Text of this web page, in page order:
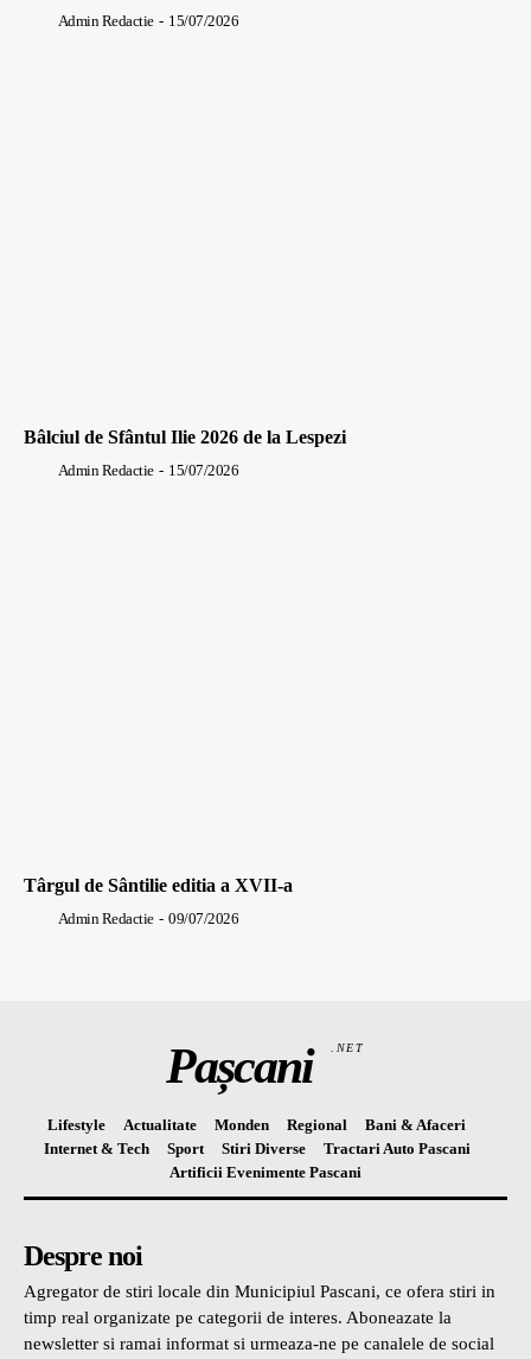
Admin Redactie - 15/07/2026
Bâlciul de Sfântul Ilie 2026 de la Lespezi
Admin Redactie - 15/07/2026
Târgul de Sântilie editia a XVII-a
Admin Redactie - 09/07/2026
Pașcani .NET
Lifestyle Actualitate Monden Regional
Bani & Afaceri
Internet & Tech
Sport Stiri Diverse
Tractari Auto Pascani
Artificii Evenimente Pascani
Despre noi
Agregator de stiri locale din Municipiul Pascani, ce ofera stiri in
timp real organizate pe categorii de interes. Aboneazate la
newsletter si ramai informat si urmeaza-ne pe canalele de social